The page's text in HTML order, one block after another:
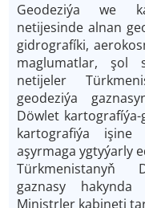
Geodeziýa we
netijesinde alnan
gidrografíki,
maglumatlar, şol
netijeler
geodeziýa
Döwlet kartografíýa-
kartografiýa işine
aşyrmaga ygtyýarly
Türkmenistanyň
gaznasy hakynda
Ministrler kabineti